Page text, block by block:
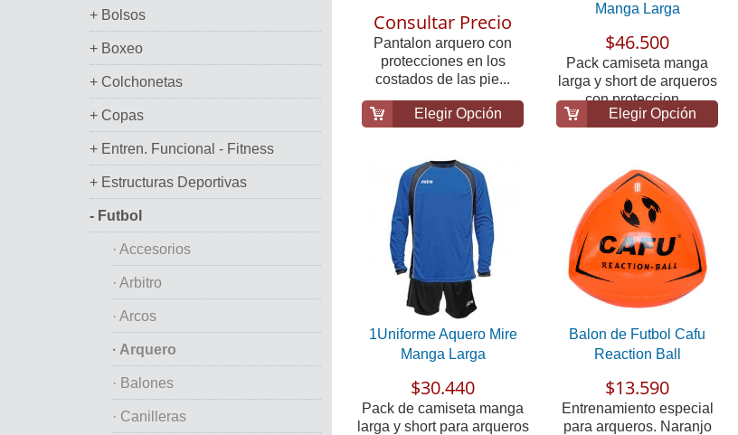
+ Bolsos
+ Boxeo
+ Colchonetas
+ Copas
+ Entren. Funcional - Fitness
+ Estructuras Deportivas
- Futbol
· Accesorios
· Arbitro
· Arcos
· Arquero
· Balones
· Canilleras
Consultar Precio
Pantalon arquero con
protecciones en los
costados de las pie...
Elegir Opción
Manga Larga
$46.500
Pack camiseta manga
larga y short de arqueros
con proteccion...
Elegir Opción
1Uniforme Aquero Mire
Manga Larga
$30.440
Pack de camiseta manga
larga y short para arqueros
Balon de Futbol Cafu
Reaction Ball
$13.590
Entrenamiento especial
para arqueros. Naranjo